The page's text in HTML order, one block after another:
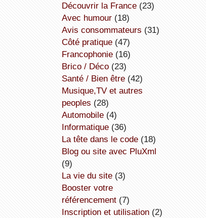
découvrir la France(23)
avec humour(18)
avis consommateurs (31)
côté pratique(47)
Francophonie(16)
Brico / Déco(23)
Santé / Bien être(42)
Musique,TV et autres
peoples (28)
Automobile(4)
informatique(36)
la tête dans le code(18)
Blog ou site avec PluXml
(9)
la vie du site(3)
booster votre
référencement(7)
inscription et utilisation(2)